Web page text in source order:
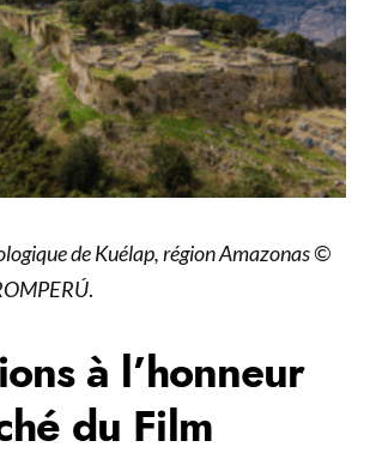
de Kuélap, région Amazonas ©
.
à l’honneur
du Film